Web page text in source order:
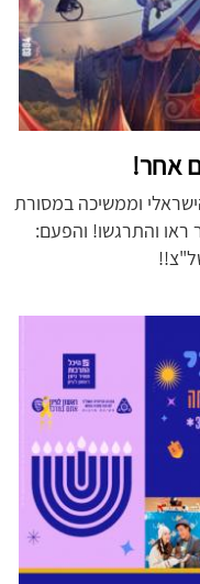
וממשיכה במסורת
אלף איש כבר ראו והתרגשו! והפעם: